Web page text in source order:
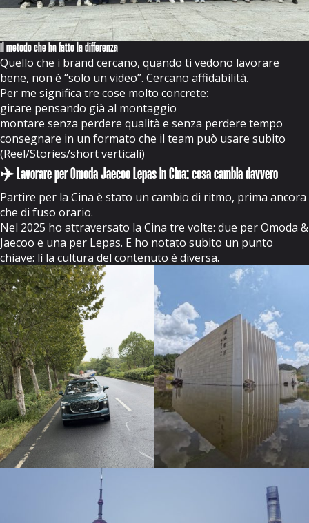
Il metodo che ha fatto la differenza
Quello che i brand cercano, quando ti vedono lavorare
bene, non è “solo un video”. Cercano affidabilità.
Per me significa tre cose molto concrete:
girare pensando già al montaggio
montare senza perdere qualità e senza perdere tempo
consegnare in un formato che il team può usare subito
(Reel/Stories/short verticali)
✈️ Lavorare per Omoda Jaecoo Lepas in Cina: cosa cambia davvero
Partire per la Cina è stato un cambio di ritmo, prima ancora
che di fuso orario.
Nel 2025 ho attraversato la Cina tre volte: due per Omoda &
Jaecoo e una per Lepas. E ho notato subito un punto
chiave: lì la cultura del contenuto è diversa.